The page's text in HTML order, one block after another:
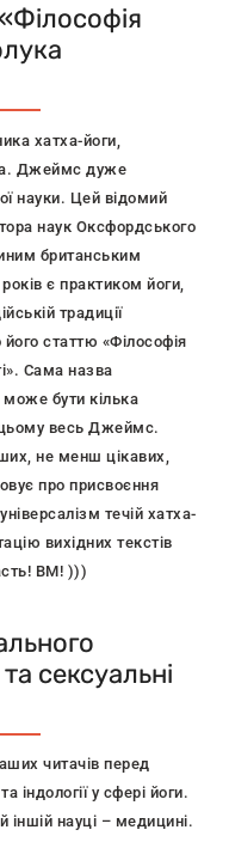
хатха-йоги,
Джеймс дуже
науки. Цей відомий
наук Оксфордського
британським
є практиком йоги,
традиції
статтю «Філософія
Сама назва
бути кілька
цьому весь Джеймс.
не менш цікавих,
про присвоєння
течій хатха-
вихідних текстів
ВМ! )))
сексуальні
читачів перед
індології у сфері йоги.
іншій науці – медицині.